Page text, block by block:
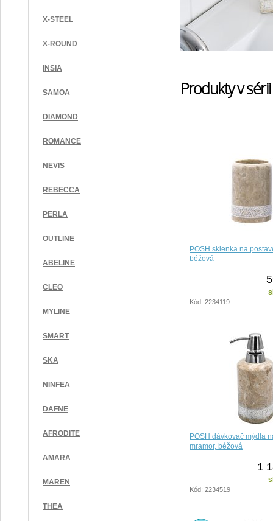
X-STEEL
X-ROUND
INSIA
SAMOA
DIAMOND
ROMANCE
NEVIS
REBECCA
PERLA
OUTLINE
ABELINE
CLEO
MYLINE
SMART
SKA
NINFEA
DAFNE
AFRODITE
AMARA
MAREN
THEA
Produkty v sérii
POSH sklenka na
béžová
Kód: 2234119
POSH dávkovač mýdla
mramor, béžová
1
Kód: 2234519